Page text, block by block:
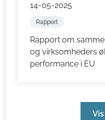
14-05-2025
Rapport
Rapport om
og virksomheders
performance i EU